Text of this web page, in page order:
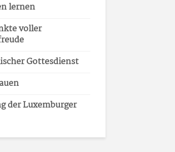
lernen
voller
Gottesdienst
der Luxemburger